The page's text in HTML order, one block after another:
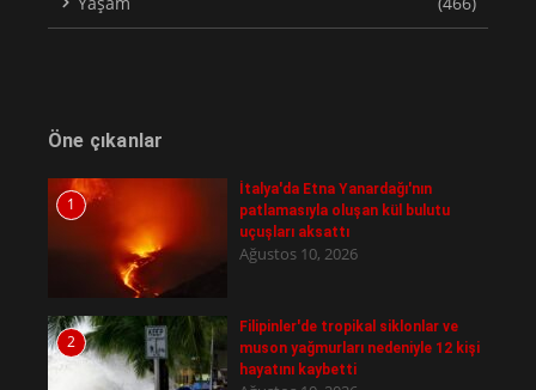
Öne çıkanlar
1
İtalya'da Etna Yanardağı'nın
patlamasıyla oluşan kül bulutu
uçuşları aksattı
Ağustos 10, 2026
2
Filipinler'de tropikal siklonlar ve
muson yağmurları nedeniyle 12 kişi
hayatını kaybetti